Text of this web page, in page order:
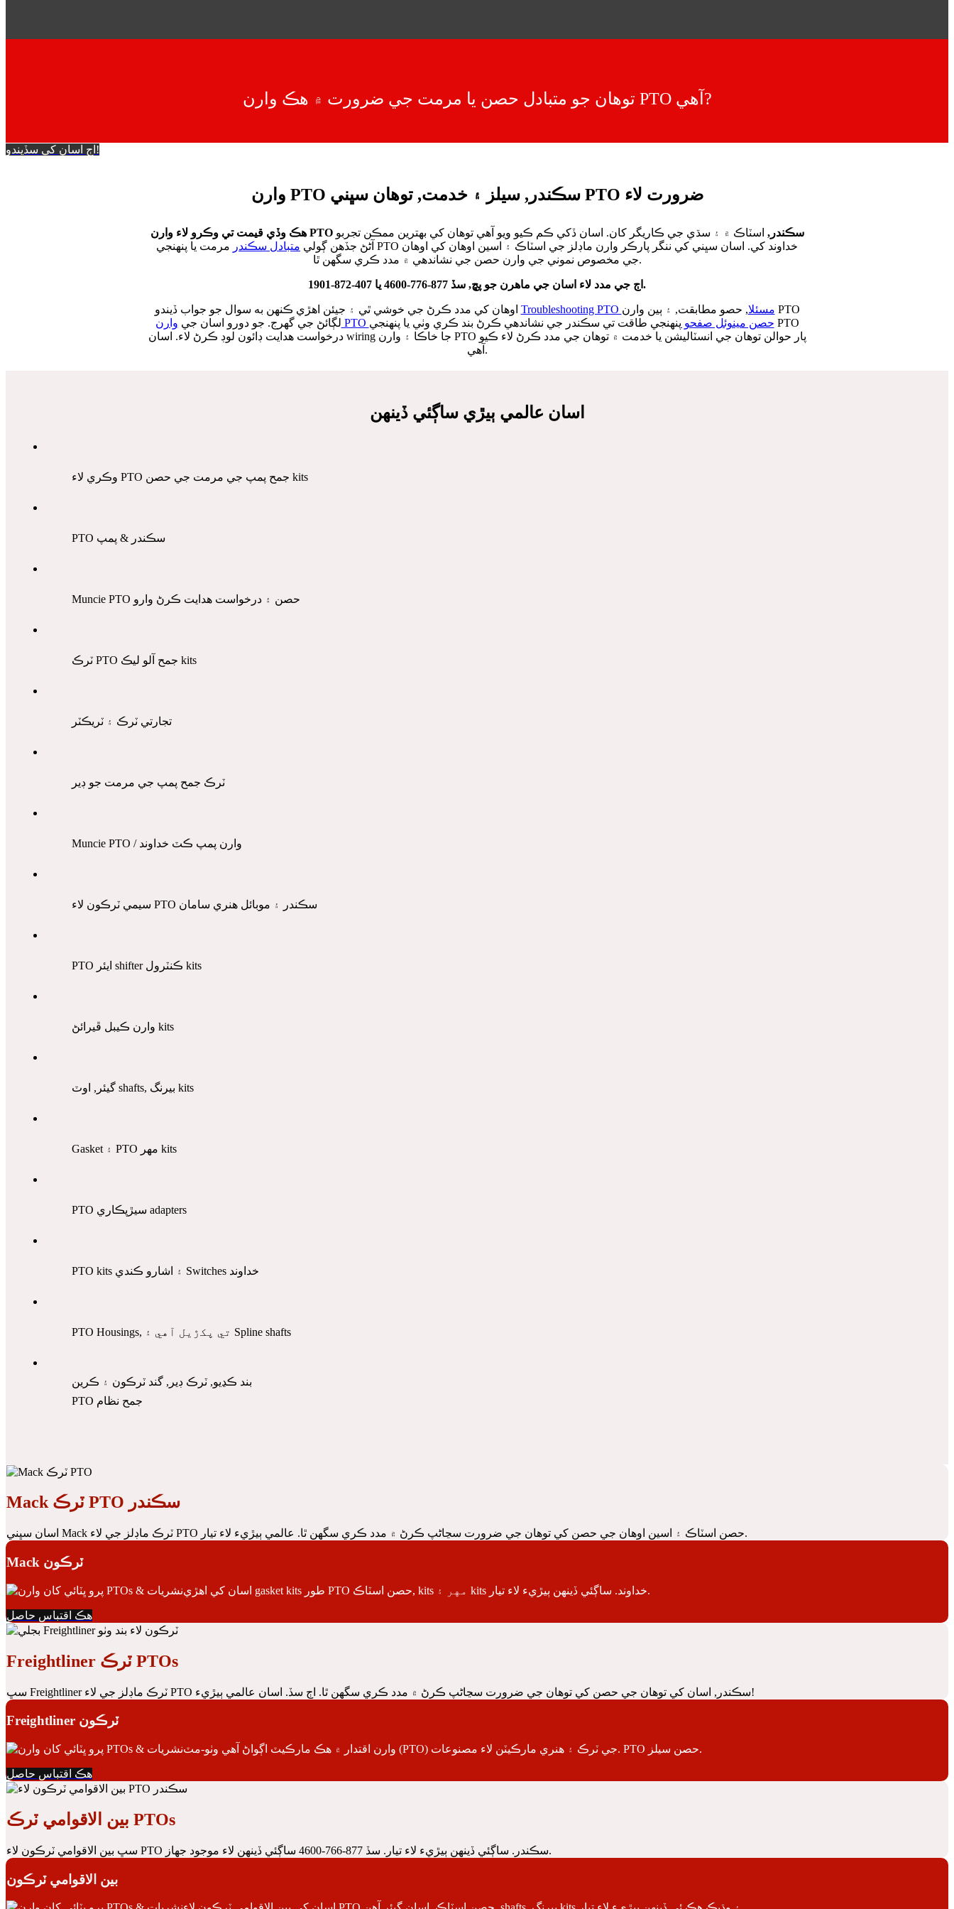
توهان جو متبادل حصن يا مرمت جي ضرورت ۾ هڪ وارن PTO آھي?
اڄ اسان کي سڏيندو!
وارن PTO سڪندر, سيلز ۽ خدمت, توهان سڀني PTO ضرورت لاء
هڪ وڏي قيمت تي وڪرو لاء وارن PTO سڪندر, اسٽاڪ ۾ ۽ سڌي جي ڪاريگر کان. اسان ڏکي ڪم ڪيو ويو آهي توهان کي بهترين ممڪن تجربو
آڻڻ جڏهن ڳولي متبادل سڪندر مرمت يا پنهنجي PTO خداوند کي. اسان سڀني کي ننگر پارڪر وارن ماڊلز جي اسٽاڪ ۽ اسين اوھان کي اوھان
جي مخصوص نموني جي وارن حصن جي نشاندهي ۾ مدد ڪري سگهن ٿا.
اڄ جي مدد لاء اسان جي ماهرن جو پڇ, سڏ 877-776-4600 يا 407-872-1901.
Troubleshooting PTO مسئلا, حصو مطابقت, ۽ ٻين وارن PTO
لڳائڻ جي گهرج. جو دورو اسان جي
وارن PTO حصن مينوئل صفحو پنهنجي طاقت تي سڪندر جي نشاندهي ڪرڻ بند ڪري وٺي يا پنهنجي PTO
درخواست ھدايت ڊائون لوڊ ڪرڻ لاء. اسان wiring جا خاڪا ۽ وارن PTO پار حوالن توهان جي انسٽاليشن يا خدمت ۾ توهان جي مدد ڪرڻ لاء ڪيو
آهي.
اسان عالمي ٻيڙي ساڳئي ڏينهن
وڪري لاء PTO جمح پمپ جي مرمت جي حصن kits
PTO سڪندر & پمپ
Muncie PTO حصن ۽ درخواست ھدايت ڪرڻ وارو
ٽرڪ PTO جمح آلو ليڪ kits
تجارتي ٽرڪ ۽ ٽريڪٽر
ٽرڪ جمح پمپ جي مرمت جو ڊير
Muncie PTO / وارن پمپ ڪٽ خداوند
سيمي ٽرڪون لاء PTO سڪندر ۽ موبائل ھنري سامان
PTO ايئر shifter ڪنٽرول kits
وارن ڪيبل ڦيرائڻ kits
گيئر, اوٽ shafts, بيرنگ kits
Gasket ۽ PTO مهر kits
PTO سيڙپڪاري adapters
PTO kits ۽ اشارو ڪندي Switches خداوند
PTO Housings, تي پکڙيل آهي ۽ Spline shafts
بند ڪڍيو, ٽرڪ ڊير, گند ٽرڪون ۽ ڪرين
PTO جمح نظام
Mack ٽرڪ PTO سڪندر
اسان سڀني Mack ٽرڪ ماڊلز جي لاء PTO حصن اسٽاڪ ۽ اسين اوھان جي حصن کي توهان جي ضرورت سڃاڻپ ڪرڻ ۾ مدد ڪري سگهن ٿا. عالمي ٻيڙيء لاء تيار.
Mack ٽرڪون
اسان کي اهڙي gasket kits طور PTO حصن اسٽاڪ, kits مهر ۽ kits خداوند. ساڳئي ڏينهن ٻيڙيء لاء تيار.
هڪ اقتباس حاصل
Freightliner ٽرڪ PTOs
سڀ Freightliner ٽرڪ ماڊلز جي لاء PTO سڪندر, اسان کي توهان جي حصن کي توهان جي ضرورت سڃاڻپ ڪرڻ ۾ مدد ڪري سگهن ٿا. اڄ سڏ. اسان عالمي ٻيڙيء!
Freightliner ٽرڪون
وارن اقتدار ۾ هڪ مارڪيٽ اڳواڻ آهي وٺو-مٽ (PTO) جي ٽرڪ ۽ ھنري مارڪيٽن لاء مصنوعات. PTO حصن سيلز.
هڪ اقتباس حاصل
بين الاقوامي ٽرڪ PTOs
سڀ بين الاقوامي ٽرڪون لاء PTO سڪندر. ساڳئي ڏينهن ٻيڙيء لاء تيار. سڏ 877-766-4600 ساڳئي ڏينهن لاء موجود جھاز.
بين الاقوامي ٽرڪون